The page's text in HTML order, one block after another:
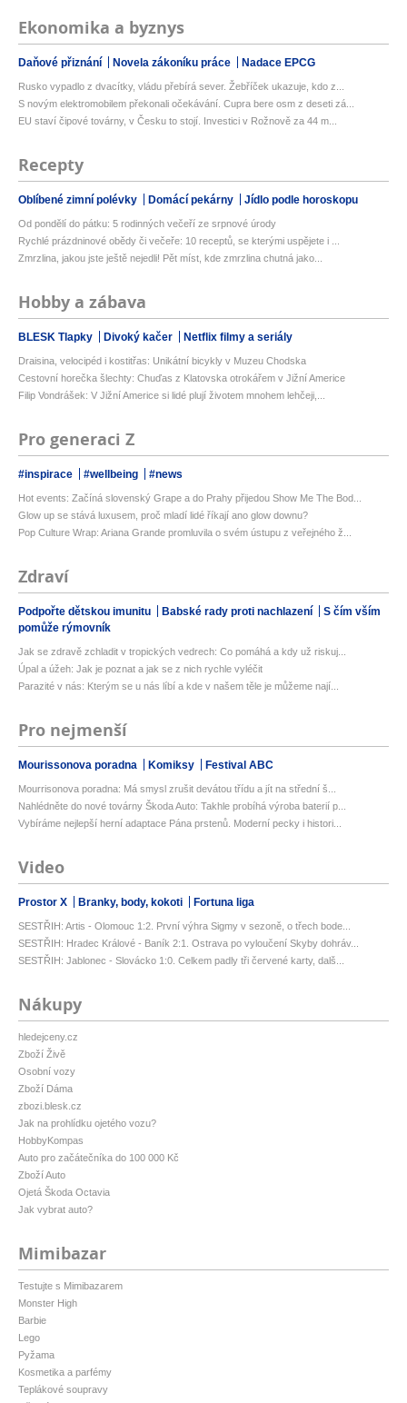
Ekonomika a byznys
Daňové přiznání Novela zákoníku práce Nadace EPCG
Rusko vypadlo z dvacítky, vládu přebírá sever. Žebříček ukazuje, kdo z...
S novým elektromobilem překonali očekávání. Cupra bere osm z deseti zá...
EU staví čipové továrny, v Česku to stojí. Investici v Rožnově za 44 m...
Recepty
Oblíbené zimní polévky Domácí pekárny Jídlo podle horoskopu
Od pondělí do pátku: 5 rodinných večeří ze srpnové úrody
Rychlé prázdninové obědy či večeře: 10 receptů, se kterými uspějete i ...
Zmrzlina, jakou jste ještě nejedli! Pět míst, kde zmrzlina chutná jako...
Hobby a zábava
BLESK Tlapky Divoký kačer Netflix filmy a seriály
Draisina, velocipéd i kostitřas: Unikátní bicykly v Muzeu Chodska
Cestovní horečka šlechty: Chuďas z Klatovska otrokářem v Jižní Americe
Filip Vondrášek: V Jižní Americe si lidé plují životem mnohem lehčeji,...
Pro generaci Z
#inspirace #wellbeing #news
Hot events: Začíná slovenský Grape a do Prahy přijedou Show Me The Bod...
Glow up se stává luxusem, proč mladí lidé říkají ano glow downu?
Pop Culture Wrap: Ariana Grande promluvila o svém ústupu z veřejného ž...
Zdraví
Podpořte dětskou imunitu Babské rady proti nachlazení
S čím vším
pomůže rýmovník
Jak se zdravě zchladit v tropických vedrech: Co pomáhá a kdy už riskuj...
Úpal a úžeh: Jak je poznat a jak se z nich rychle vyléčit
Parazité v nás: Kterým se u nás líbí a kde v našem těle je můžeme nají...
Pro nejmenší
Mourissonova poradna Komiksy Festival ABC
Mourrisonova poradna: Má smysl zrušit devátou třídu a jít na střední š...
Nahlédněte do nové továrny Škoda Auto: Takhle probíhá výroba baterií p...
Vybíráme nejlepší herní adaptace Pána prstenů. Moderní pecky i histori...
Video
Prostor X Branky, body, kokoti Fortuna liga
SESTŘIH: Artis - Olomouc 1:2. První výhra Sigmy v sezoně, o třech bode...
SESTŘIH: Hradec Králové - Baník 2:1. Ostrava po vyloučení Skyby dohráv...
SESTŘIH: Jablonec - Slovácko 1:0. Celkem padly tři červené karty, dalš...
Nákupy
hledejceny.cz
Zboží Živě
Osobní vozy
Zboží Dáma
zbozi.blesk.cz
Jak na prohlídku ojetého vozu?
HobbyKompas
Auto pro začátečníka do 100 000 Kč
Zboží Auto
Ojetá Škoda Octavia
Jak vybrat auto?
Mimibazar
Testujte s Mimibazarem
Monster High
Barbie
Lego
Pyžama
Kosmetika a parfémy
Teplákové soupravy